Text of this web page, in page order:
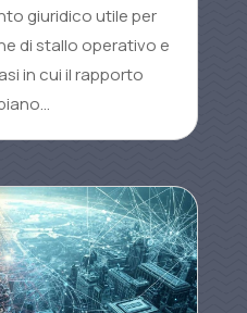
giuridico utile per
di stallo operativo e
in cui il rapporto